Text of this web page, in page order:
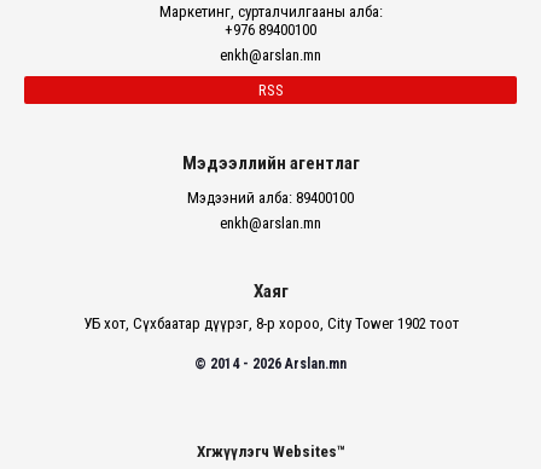
Маркетинг, сурталчилгааны алба:
+976 89400100
enkh@arslan.mn
RSS
Мэдээллийн агентлаг
Мэдээний алба: 89400100
enkh@arslan.mn
Хаяг
УБ хот, Сүхбаатар дүүрэг, 8-р хороо, City Tower 1902 тоот
© 2014 - 2026 Arslan.mn
Хөгжүүлэгч Websites™